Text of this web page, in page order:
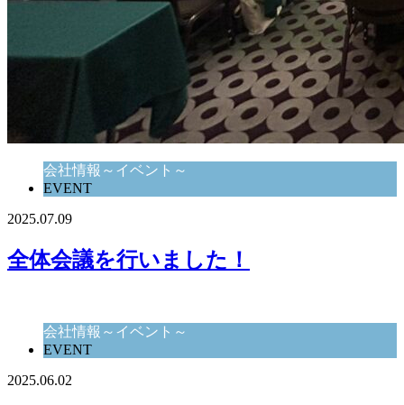
会社情報～イベント～
EVENT
2025.07.09
全体会議を行いました！
会社情報～イベント～
EVENT
2025.06.02